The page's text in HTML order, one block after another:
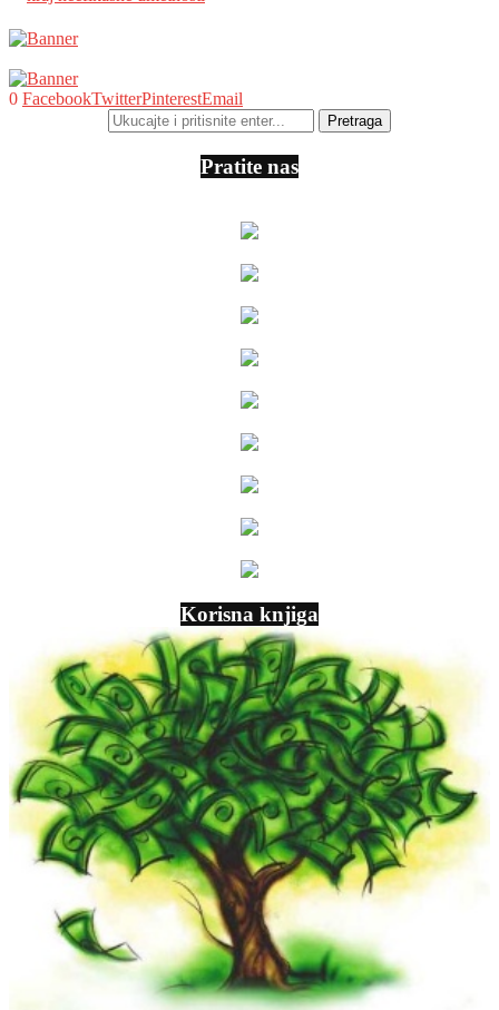
0 FacebookTwitterPinterestEmail
Pratite nas
Korisna knjiga